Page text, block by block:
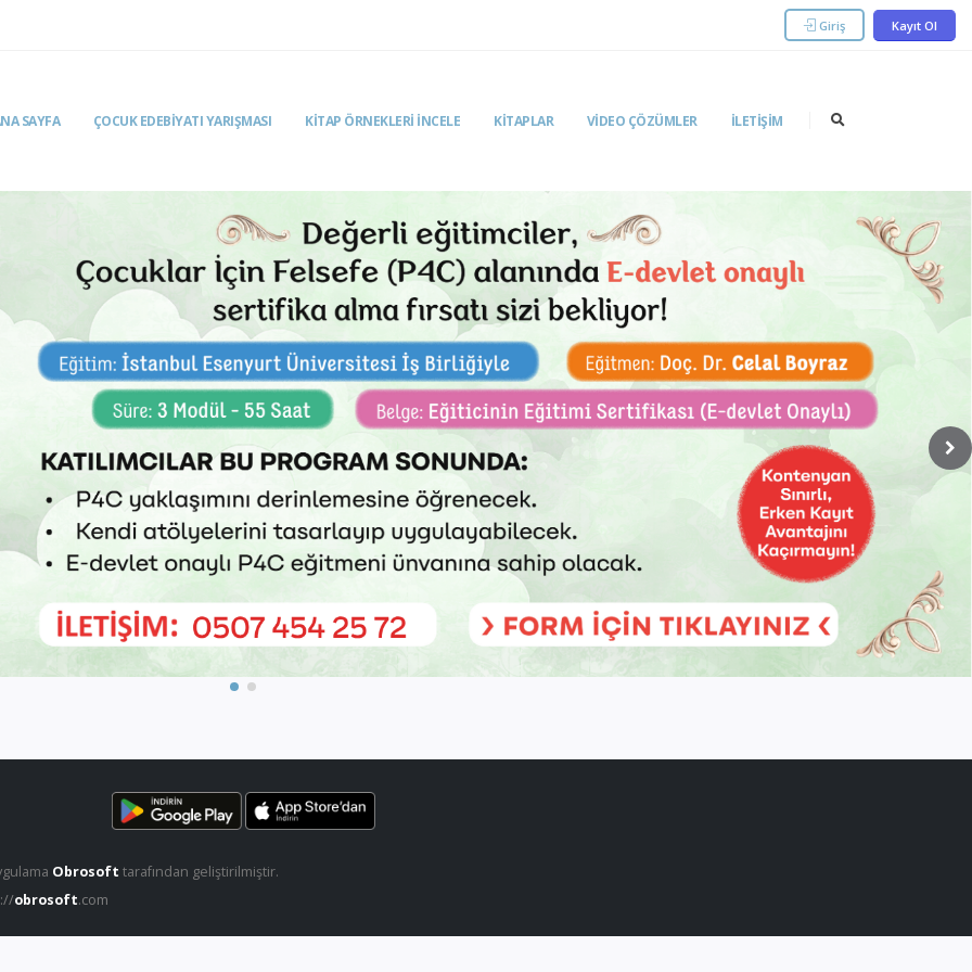
Giriş Kayıt Ol
SAYFA ÇOCUK EDEBİYATI YARIŞMASI KITAP ÖRNEKLERI İNCELE KITAPLAR VIDEO ÇÖZÜMLER İLETIŞIM
Obrosoft tarafından geliştirilmiştir.
obrosoft.com